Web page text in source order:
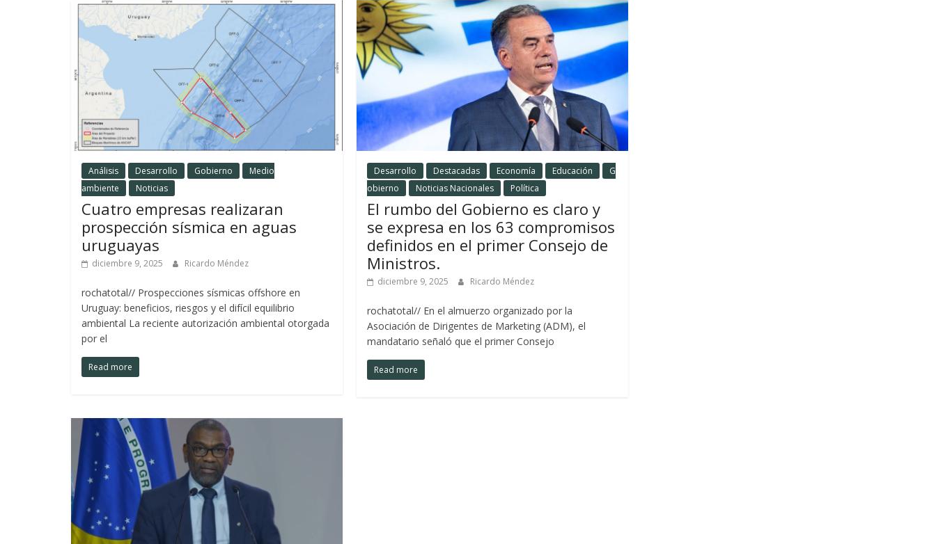
Análisis Desarrollo Gobierno
Medio
ambiente
Noticias
Cuatro empresas realizaran
prospección sísmica en aguas
uruguayas
diciembre 9, 2025 Ricardo Méndez
rochatotal// Prospecciones sísmicas offshore en
Uruguay: beneficios, riesgos y el difícil equilibrio
ambiental La reciente autorización ambiental otorgada
por el
Read more
Desarrollo Destacadas Economía Educación
G
obierno
Noticias Nacionales Política
El rumbo del Gobierno es claro y
se expresa en los 63 compromisos
definidos en el primer Consejo de
Ministros.
diciembre 9, 2025 Ricardo Méndez
rochatotal// En el almuerzo organizado por la
Asociación de Dirigentes de Marketing (ADM), el
mandatario señaló que el primer Consejo
Read more